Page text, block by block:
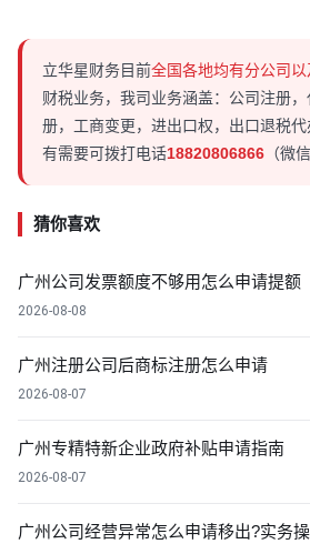
立华星财务目前全国各地均有分公司
财税业务，我司业务涵盖：公司注册
册，工商变更，进出口权，出口退税
有需要可拨打电话18820806866 （微
猜你喜欢
广州公司发票额度不够用怎么申请提额
2026-08-08
广州注册公司后商标注册怎么申请
2026-08-07
广州专精特新企业政府补贴申请指南
2026-08-07
广州公司经营异常怎么申请移出?实务操